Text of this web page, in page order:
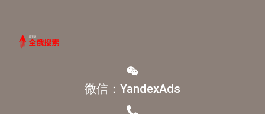
微信：YandexAds